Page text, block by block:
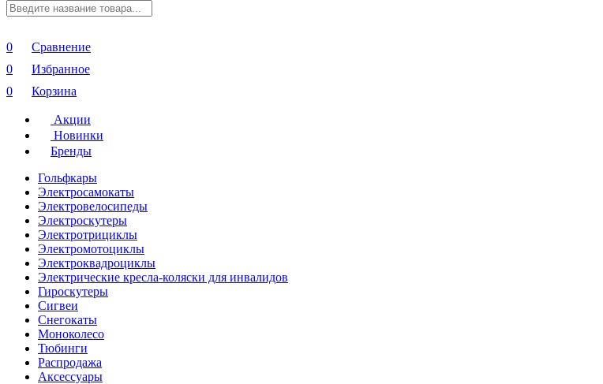
0
Сравнение
0
Избранное
0
Корзина
Акции
Новинки
Бренды
Гольфкары
Электросамокаты
Электровелосипеды
Электроскутеры
Электротрициклы
Электромотоциклы
Электроквадроциклы
Электрические кресла-коляски для инвалидов
Гироскутеры
Сигвеи
Снегокаты
Моноколесо
Тюбинги
Распродажа
Аксессуары